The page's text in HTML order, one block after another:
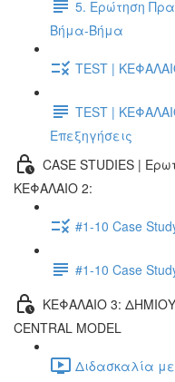
5. Ερώτηση
Βήμα-Βήμα
TEST |
TEST |
Επεξηγήσεις
CASE STUDIES |
ΚΕΦΑΛΑΙΟ 2:
#1-10 Case
#1-10 Case
ΚΕΦΑΛΑΙΟ 3:
CENTRAL MODEL
Διδασκαλία με